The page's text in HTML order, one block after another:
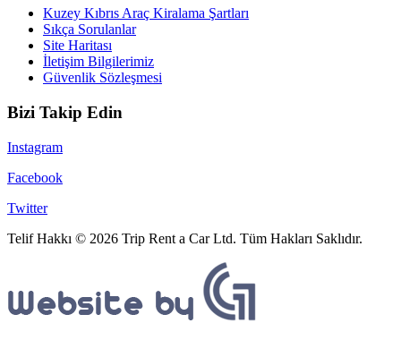
Kuzey Kıbrıs Araç Kiralama Şartları
Sıkça Sorulanlar
Site Haritası
İletişim Bilgilerimiz
Güvenlik Sözleşmesi
Bizi Takip Edin
Instagram
Facebook
Twitter
Telif Hakkı © 2026 Trip Rent a Car Ltd. Tüm Hakları Saklıdır.